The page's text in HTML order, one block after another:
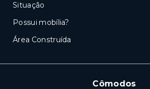
Cômodos
Situação
Possui mobília?
Área Construída